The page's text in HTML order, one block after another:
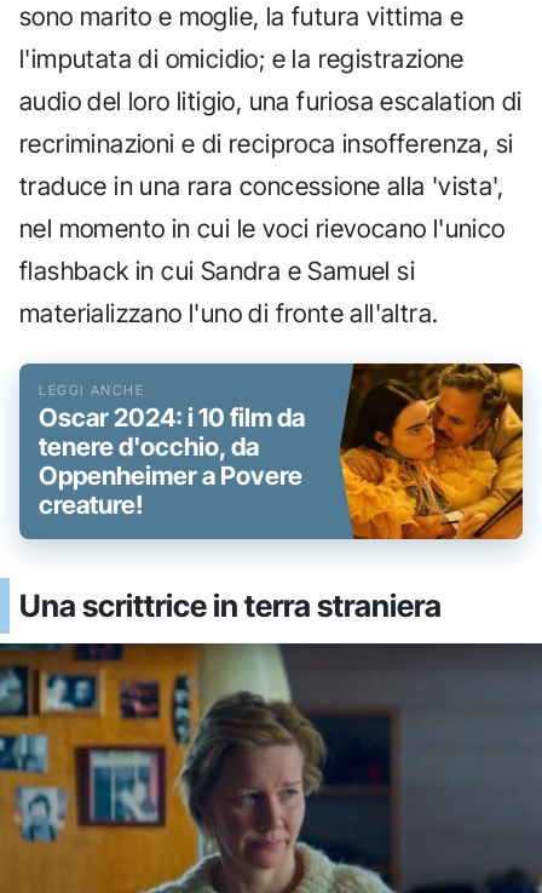
sono marito e moglie, la futura vittima e
l'imputata di omicidio; e la registrazione
audio del loro litigio, una furiosa escalation di
recriminazioni e di reciproca insofferenza, si
traduce in una rara concessione alla 'vista',
nel momento in cui le voci rievocano l'unico
flashback in cui Sandra e Samuel si
materializzano l'uno di fronte all'altra.
Oscar 2024: i 10 film da
tenere d'occhio, da
Oppenheimer a Povere
creature!
Una scrittrice in terra straniera